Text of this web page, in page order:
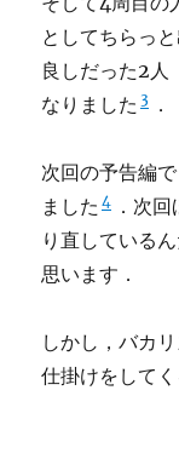
としてちらっ
良しだった2人
なりました 3 ．
次回の予告編
ました 4 ．次
り直している
思います．
しかし，バカ
仕掛けをして